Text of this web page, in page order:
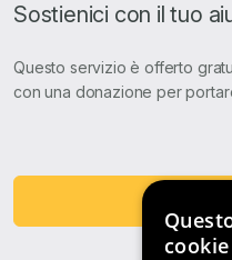
Sostienici con il tuo
Questo servizio è offerto
con una donazione per
cookie